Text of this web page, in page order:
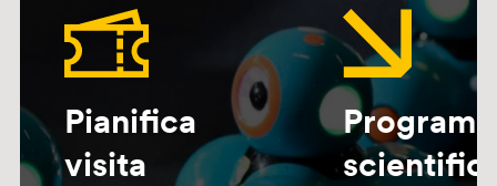
Pianifica
visita